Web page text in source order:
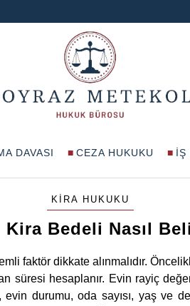
DAVASI CEZA HUKUKU İŞ
KIRA HUKUKU
Bedeli Nasıl
faktör dikkate alınmalıdır.
süresi hesaplanır. Evin rayiç
evin durumu, oda sayısı, yaş ve